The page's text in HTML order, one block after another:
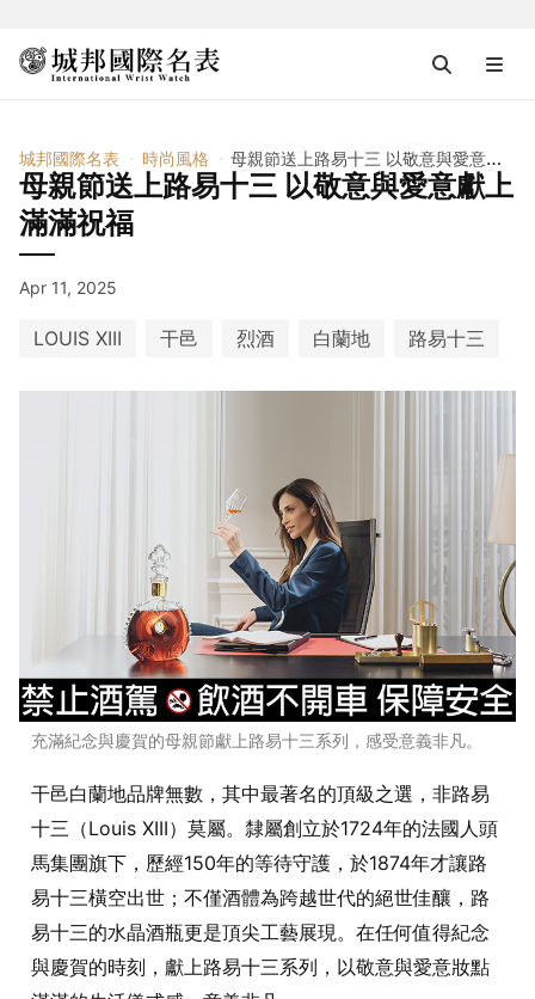
城邦國際名表 時尚風格 母親節送上路易十三 以敬意與愛意獻上滿滿祝福
母親節送上路易十三 以敬意與愛意獻上
滿滿祝福
Apr 11, 2025
LOUIS XIII 干邑 烈酒 白蘭地 路易十三
充滿紀念與慶賀的母親節獻上路易十三系列，感受意義非凡。
干邑白蘭地品牌無數，其中最著名的頂級之選，非路易
十三（Louis XIII）莫屬。隸屬創立於1724年的法國人頭
馬集團旗下，歷經150年的等待守護，於1874年才讓路
易十三橫空出世；不僅酒體為跨越世代的絕世佳釀，路
易十三的水晶酒瓶更是頂尖工藝展現。在任何值得紀念
與慶賀的時刻，獻上路易十三系列，以敬意與愛意妝點